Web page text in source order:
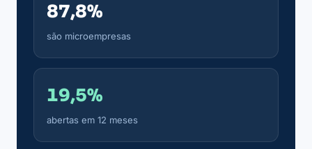
87,8%
são microempresas
19,5%
abertas em 12 meses